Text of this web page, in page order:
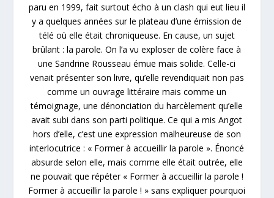
paru en 1999, fait surtout écho à un clash qui eut lieu il
y a quelques années sur le plateau d’une émission de
télé où elle était chroniqueuse. En cause, un sujet
brûlant : la parole. On l’a vu exploser de colère face à
une Sandrine Rousseau émue mais solide. Celle-ci
venait présenter son livre, qu’elle revendiquait non pas
comme un ouvrage littéraire mais comme un
témoignage, une dénonciation du harcèlement qu’elle
avait subi dans son parti politique. Ce qui a mis Angot
hors d’elle, c’est une expression malheureuse de son
interlocutrice : « Former à accueillir la parole ». Énoncé
absurde selon elle, mais comme elle était outrée, elle
ne pouvait que répéter « Former à accueillir la parole !
Former à accueillir la parole ! » sans expliquer pourquoi